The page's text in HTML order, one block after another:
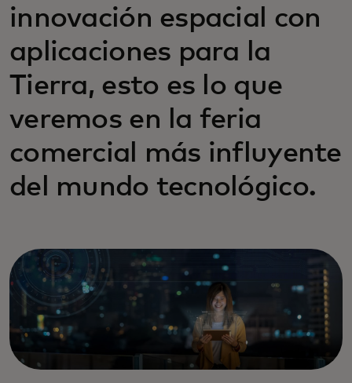
innovación espacial con
aplicaciones para la
Tierra, esto es lo que
veremos en la feria
comercial más influyente
del mundo tecnológico.